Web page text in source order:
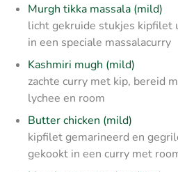
Murgh tikka massala (mild)
licht gekruide stukjes kipfilet
in een speciale massalacurry
Kashmiri mugh (mild)
zachte curry met kip, bereid
lychee en room
Butter chicken (mild)
kipfilet gemarineerd en
gekookt in een curry met